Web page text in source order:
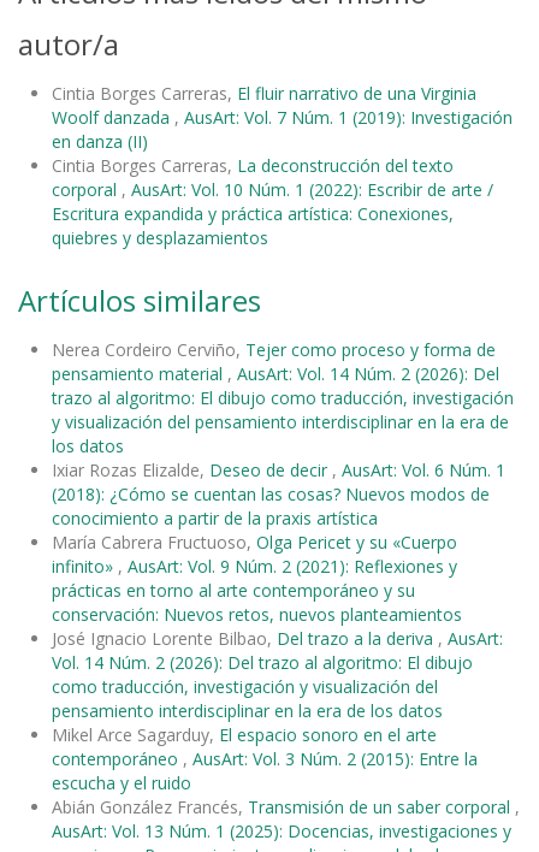
autor/a
Cintia Borges Carreras, El fluir narrativo de una Virginia
Woolf danzada , AusArt: Vol. 7 Núm. 1 (2019): Investigación
en danza (II)
Cintia Borges Carreras, La deconstrucción del texto
corporal , AusArt: Vol. 10 Núm. 1 (2022): Escribir de arte /
Escritura expandida y práctica artística: Conexiones,
quiebres y desplazamientos
Artículos similares
Nerea Cordeiro Cerviño, Tejer como proceso y forma de
pensamiento material , AusArt: Vol. 14 Núm. 2 (2026): Del
trazo al algoritmo: El dibujo como traducción, investigación
y visualización del pensamiento interdisciplinar en la era de
los datos
Ixiar Rozas Elizalde, Deseo de decir , AusArt: Vol. 6 Núm. 1
(2018): ¿Cómo se cuentan las cosas? Nuevos modos de
conocimiento a partir de la praxis artística
María Cabrera Fructuoso, Olga Pericet y su «Cuerpo
infinito» , AusArt: Vol. 9 Núm. 2 (2021): Reflexiones y
prácticas en torno al arte contemporáneo y su
conservación: Nuevos retos, nuevos planteamientos
José Ignacio Lorente Bilbao, Del trazo a la deriva , AusArt:
Vol. 14 Núm. 2 (2026): Del trazo al algoritmo: El dibujo
como traducción, investigación y visualización del
pensamiento interdisciplinar en la era de los datos
Mikel Arce Sagarduy, El espacio sonoro en el arte
contemporáneo , AusArt: Vol. 3 Núm. 2 (2015): Entre la
escucha y el ruido
Abián González Francés, Transmisión de un saber corporal ,
AusArt: Vol. 13 Núm. 1 (2025): Docencias, investigaciones y